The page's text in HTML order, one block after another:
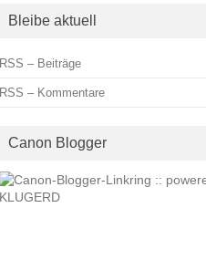
Bleibe aktuell
RSS – Beiträge
RSS – Kommentare
Canon Blogger